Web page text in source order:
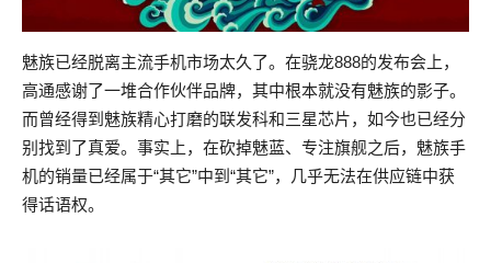
魅族已经脱离主流手机市场太久了。在骁龙888的发布会上，
高通感谢了一堆合作伙伴品牌，其中根本就没有魅族的影子。
而曾经得到魅族精心打磨的联发科和三星芯片，如今也已经分
别找到了真爱。事实上，在砍掉魅蓝、专注旗舰之后，魅族手
机的销量已经属于“其它”中到“其它”，几乎无法在供应链中获
得话语权。